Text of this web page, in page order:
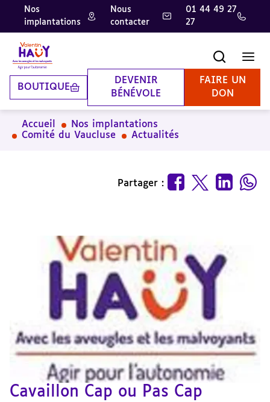
Aller
contenu
principal
Aller
pied
de
page
Aller
la
recherche
Nos
implantations
Nous
contacter
01 44 49 27
27
BOUTIQUE
DEVENIR
BÉNÉVOLE
FAIRE UN
DON
Accueil
Nos implantations
Comité du Vaucluse
Actualités
Partager :
Cavaillon Cap ou Pas Cap